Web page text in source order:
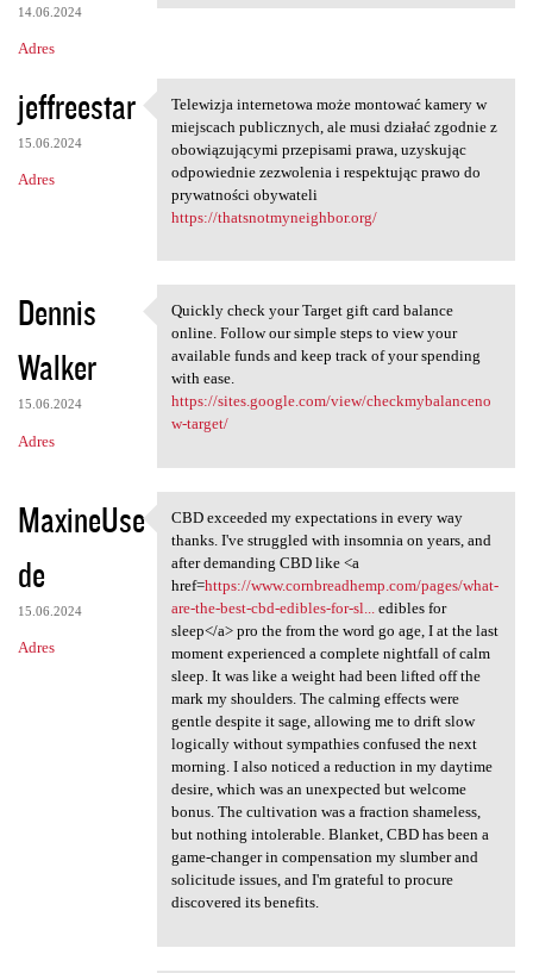
14.06.2024
Adres
jeffreestar
15.06.2024
Adres
Telewizja internetowa może
Telewizja internetowa może montować kamery w
miejscach publicznych, ale musi działać zgodnie z
obowiązującymi przepisami prawa, uzyskując
odpowiednie zezwolenia i respektując prawo do
prywatności obywateli
https://thatsnotmyneighbor.org/
Dennis
Walker
15.06.2024
Adres
Quickly check your Target
Quickly check your Target gift card balance
online. Follow our simple steps to view your
available funds and keep track of your spending
with ease.
https://sites.google.com/view/checkmybalanceno
w-target/
MaxineUse
de
15.06.2024
Adres
CBD exceeded my expectations
CBD exceeded my expectations in every way
thanks. I've struggled with insomnia on years, and
after demanding CBD like <a
href=https://www.cornbreadhemp.com/pages/what-
are-the-best-cbd-edibles-for-sl...edibles for
sleep</a> pro the from the word go age, I at the last
moment experienced a complete nightfall of calm
sleep. It was like a weight had been lifted off the
mark my shoulders. The calming effects were
gentle despite it sage, allowing me to drift slow
logically without sympathies confused the next
morning. I also noticed a reduction in my daytime
desire, which was an unexpected but welcome
bonus. The cultivation was a fraction shameless,
but nothing intolerable. Blanket, CBD has been a
game-changer in compensation my slumber and
solicitude issues, and I'm grateful to procure
discovered its benefits.